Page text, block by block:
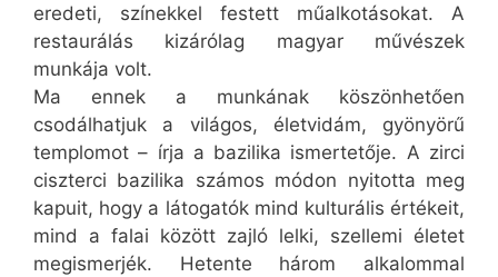
eredeti, színekkel festett műalkotásokat. A
restaurálás kizárólag magyar művészek
munkája volt.
Ma ennek a munkának köszönhetően
csodálhatjuk a világos, életvidám, gyönyörű
templomot – írja a bazilika ismertetője. A zirci
ciszterci bazilika számos módon nyitotta meg
kapuit, hogy a látogatók mind kulturális értékeit,
mind a falai között zajló lelki, szellemi életet
megismerjék. Hetente három alkalommal